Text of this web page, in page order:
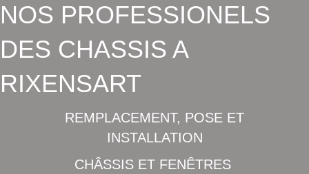
NOS PROFESSIONELS
DES CHASSIS A
RIXENSART
REMPLACEMENT, POSE ET
INSTALLATION
CHÂSSIS ET FENÊTRES